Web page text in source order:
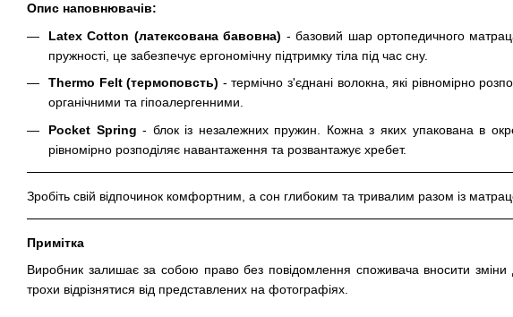
Опис наповнювачів:
Latex Cotton (латексована бавовна) - базовий шар ортопедичного
пружності, це забезпечує ергономічну підтримку тіла під час сну.
Thermo Felt (термоповсть) - термічно з'єднані волокна, які рівномірно
органічними та гіпоалергенними.
Pocket Spring - блок із незалежних пружин. Кожна з яких упакована в
рівномірно розподіляє навантаження та розвантажує хребет.
Зробіть свій відпочинок комфортним, а сон глибоким та тривалим разом із
Примітка
Виробник залишає за собою право без повідомлення споживача вносити зміни
трохи відрізнятися від представлених на фотографіях.